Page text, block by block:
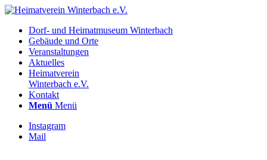
Dorf- und Heimatmuseum Winterbach
Gebäude und Orte
Veranstaltungen
Aktuelles
Heimatverein
Winterbach e.V.
Kontakt
Menü Menü
Instagram
Mail